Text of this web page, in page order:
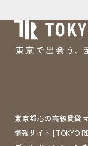
東京都心の高級賃貸
情報サイト [TOKYO